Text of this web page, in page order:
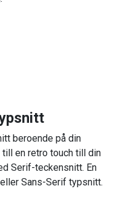
beroende på din
en retro touch till din
Serif-teckensnitt. En
Sans-Serif typsnitt.